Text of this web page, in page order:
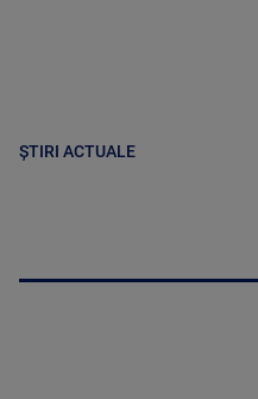
ȘTIRI ACTUALE